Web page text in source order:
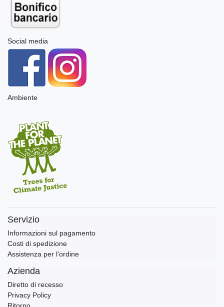
Social media
Ambiente
Servizio
Informazioni sul pagamento
Costi di spedizione
Assistenza per l‘ordine
Azienda
Diretto di recesso
Privacy Policy
Ritorno